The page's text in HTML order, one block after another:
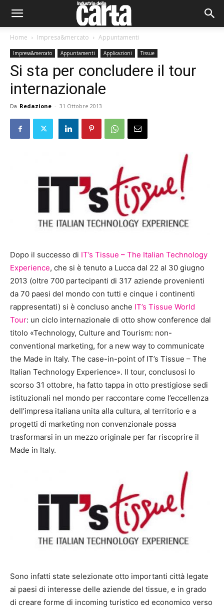
Home Impresa&mercato Appuntamenti
Impresa&mercato Appuntamenti Applicazioni Tissue
Si sta per concludere il tour
internazionale
Da Redazione - 31 Ottobre 2013
Dopo il successo di IT’s Tissue – The Italian Technology
Experience, che si è tenuto a Lucca dal 22 al 30 giugno
2013 (oltre 700 partecipanti di 317 aziende provenienti
da 70 paesi del mondo con tutti e cinque i continenti
rappresentati) si è concluso anche IT’s Tissue World
Tour: un ciclo internazionale di otto show conference dal
titolo «Technology, Culture and Tourism: non-
conventional marketing, for a new way to communicate
the Made in Italy. The case-in-point of IT’s Tissue – The
Italian Technology Experience». Il tour, conclusosi lo
scorso 31 ottobre, ha fatto tappa in otto prestigiose sedi
istituzionali nel mondo per raccontare come l’eccellenza
dell’impresa italiana unita alla cultura, al territorio e a
progetti di marketing non convenzionale possa
trasformarsi in un mezzo originale per far riscoprire il
Made in Italy.
Sono infatti state selezionate otto importanti città legate
ai paesi di interesse delle aziende del tissue, e in grado
di creare forme di incoming turistico ed economico verso